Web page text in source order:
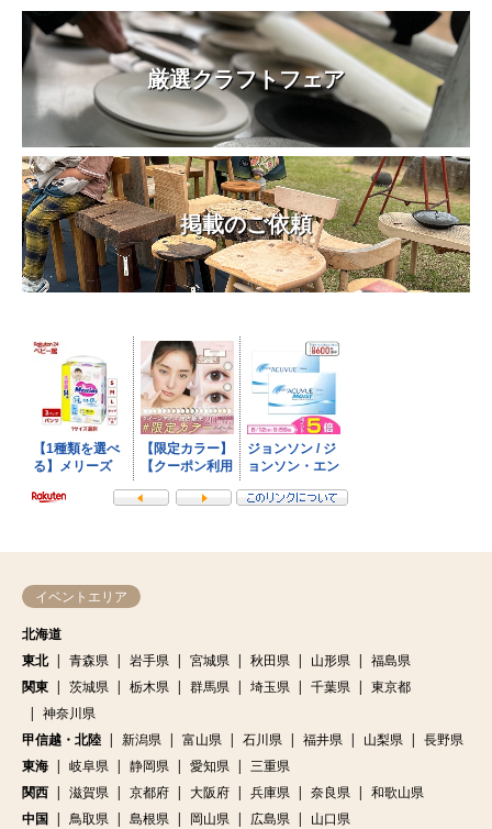
厳選クラフトフェア
掲載のご依頼
イベントエリア
北海道
東北
青森県 岩手県 宮城県 秋田県 山形県
福島県
関東
茨城県 栃木県 群馬県 埼玉県 千葉県
東京都
神奈川県
甲信越・北陸
新潟県 富山県 石川県 福井県 山梨県
長野県
東海
岐阜県 静岡県 愛知県
三重県
関西
滋賀県 京都府 大阪府 兵庫県 奈良県
和歌山県
中国
鳥取県 島根県 岡山県 広島県
山口県